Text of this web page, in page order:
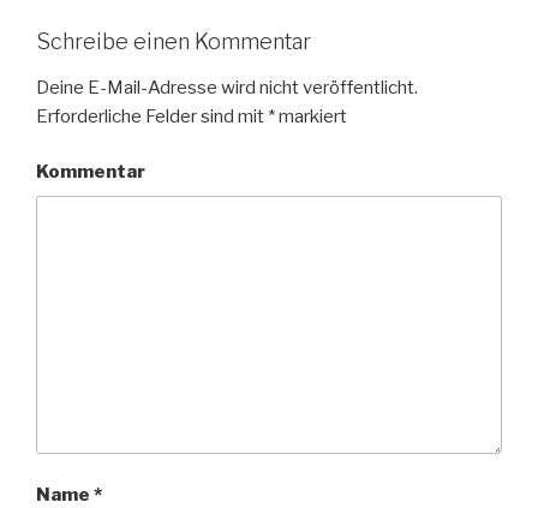
Schreibe einen Kommentar
Deine E-Mail-Adresse wird nicht veröffentlicht.
Erforderliche Felder sind mit *markiert
Kommentar
Name *